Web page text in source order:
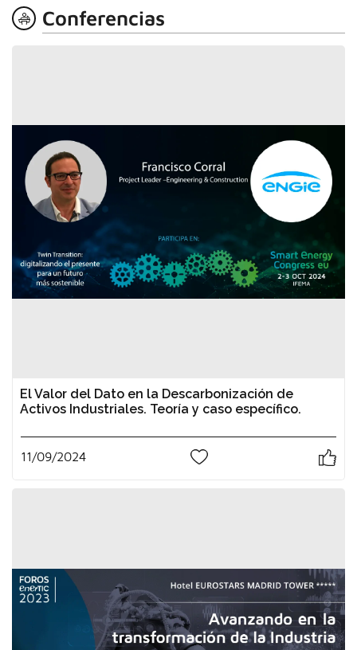
Conferencias
El Valor del Dato en la Descarbonización de
Activos Industriales. Teoría y caso específico.
11/09/2024